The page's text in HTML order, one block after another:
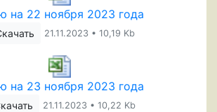
на 22 ноября 2023 года
21.11.2023 • 10,19 Kb
на 23 ноября 2023 года
21.11.2023 • 10,22 Kb